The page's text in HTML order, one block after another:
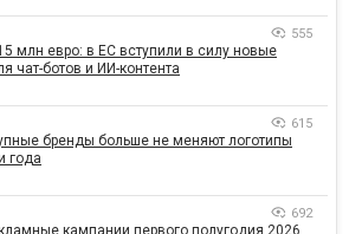
555
млн евро: в ЕС вступили в силу новые
чат-ботов и ИИ-контента
615
бренды больше не меняют логотипы
года
692
кампании первого полугодия 2026